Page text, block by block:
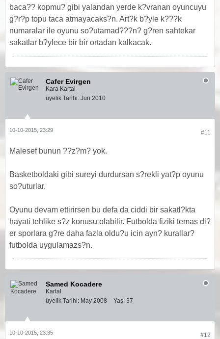
baca?? kopmu? gibi yalandan yerde k?vranan oyuncuyu
g?r?p topu taca atmayacaks?n. Art?k b?yle k???k
numaralar ile oyunu so?utamad???n? g?ren sahtekar
sakatlar b?ylece bir bir ortadan kalkacak.
Cafer Evirgen
Kara Kartal
üyelik Tarihi: Jun 2010
#11
10-10-2015, 23:29
Malesef bunun ??z?m? yok.
Basketboldaki gibi sureyi durdursan s?rekli yat?p oyunu
so?uturlar.
Oyunu devam ettirirsen bu defa da ciddi bir sakatl?kta
hayati tehlike s?z konusu olabilir. Futbolda fiziki temas di?
er sporlara g?re daha fazla oldu?u icin ayn? kurallar?
futbolda uygulamazs?n.
Samed Kocadere
Kartal
üyelik Tarihi: May 2008 Yaş: 37
#12
10-10-2015, 23:35